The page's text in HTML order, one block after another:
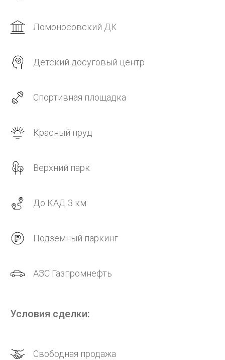
Ломоносовский ДК
Детский досуговый центр
Спортивная площадка
Красный пруд
Верхний парк
До КАД 3 км
Подземный паркинг
АЗС Газпромнефть
Условия сделки:
Свободная продажа